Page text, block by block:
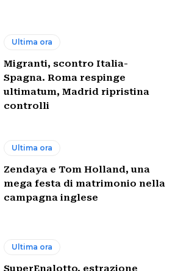
Ultima ora
Migranti, scontro Italia-
Spagna. Roma respinge
ultimatum, Madrid ripristina
controlli
Ultima ora
Zendaya e Tom Holland, una
mega festa di matrimonio nella
campagna inglese
Ultima ora
SuperEnalotto, estrazione